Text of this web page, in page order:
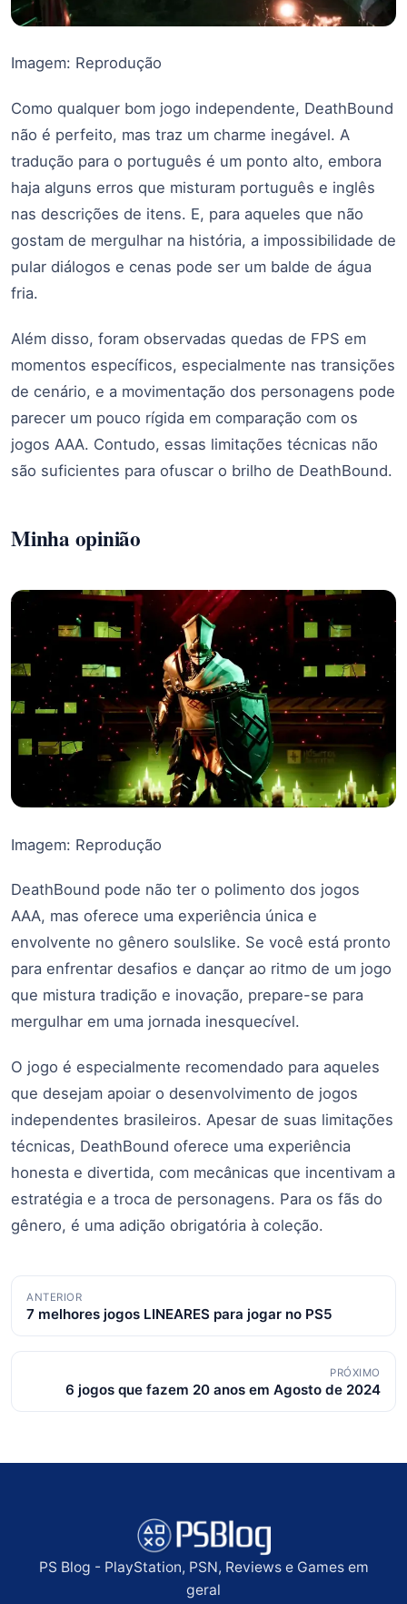
Imagem: Reprodução
Como qualquer bom jogo independente, DeathBound
não é perfeito, mas traz um charme inegável. A
tradução para o português é um ponto alto, embora
haja alguns erros que misturam português e inglês
nas descrições de itens. E, para aqueles que não
gostam de mergulhar na história, a impossibilidade de
pular diálogos e cenas pode ser um balde de água
fria.
Além disso, foram observadas quedas de FPS em
momentos específicos, especialmente nas transições
de cenário, e a movimentação dos personagens pode
parecer um pouco rígida em comparação com os
jogos AAA. Contudo, essas limitações técnicas não
são suficientes para ofuscar o brilho de DeathBound.
Minha opinião
Imagem: Reprodução
DeathBound pode não ter o polimento dos jogos
AAA, mas oferece uma experiência única e
envolvente no gênero soulslike. Se você está pronto
para enfrentar desafios e dançar ao ritmo de um jogo
que mistura tradição e inovação, prepare-se para
mergulhar em uma jornada inesquecível.
O jogo é especialmente recomendado para aqueles
que desejam apoiar o desenvolvimento de jogos
independentes brasileiros. Apesar de suas limitações
técnicas, DeathBound oferece uma experiência
honesta e divertida, com mecânicas que incentivam a
estratégia e a troca de personagens. Para os fãs do
gênero, é uma adição obrigatória à coleção.
Navegação
de
posts
ANTERIOR
7 melhores jogos LINEARES para jogar no PS5
PRÓXIMO
6 jogos que fazem 20 anos em Agosto de 2024
PS Blog - PlayStation, PSN, Reviews e Games em
geral